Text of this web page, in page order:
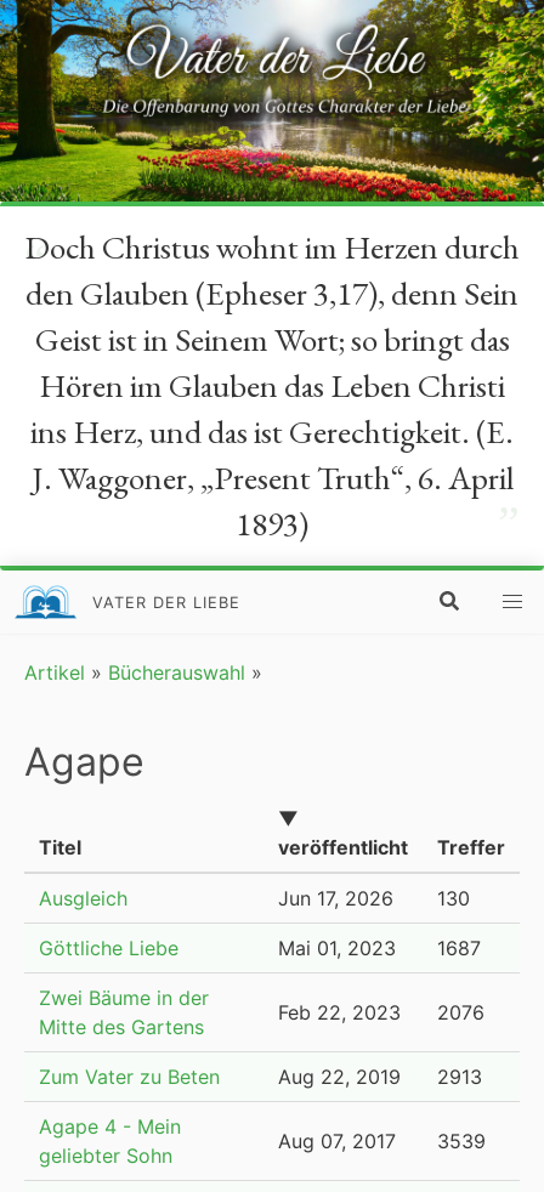
“
Doch Christus wohnt im Herzen durch
den Glauben (Epheser 3,17), denn Sein
Geist ist in Seinem Wort; so bringt das
Hören im Glauben das Leben Christi
ins Herz, und das ist Gerechtigkeit. (E.
J. Waggoner, „Present Truth“, 6. April
1893)
VATER DER LIEBE
Artikel » Bücherauswahl »
Agape
Titel
▼
veröffentlicht
Treffer
Ausgleich Jun 17, 2026 130
Göttliche Liebe Mai 01, 2023 1687
Zwei Bäume in der
Mitte des Gartens
Feb 22, 2023 2076
Zum Vater zu Beten Aug 22, 2019 2913
Agape 4 - Mein
geliebter Sohn
Aug 07, 2017 3539